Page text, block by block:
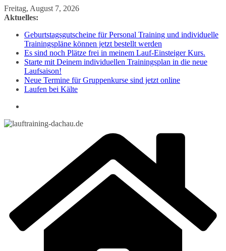
Zum
Inhalt
Freitag, August 7, 2026
Aktuelles:
Geburtstagsgutscheine für Personal Training und individuelle
Trainingspläne können jetzt bestellt werden
Es sind noch Plätze frei in meinem Lauf-Einsteiger Kurs.
Starte mit Deinem individuellen Trainingsplan in die neue
Laufsaison!
Neue Termine für Gruppenkurse sind jetzt online
Laufen bei Kälte